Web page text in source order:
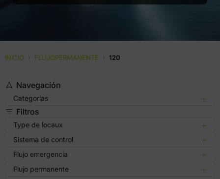
INICIO › FLUJOPERMANENTE › 120
Navegación
Categorías
Filtros
Type de locaux
Sistema de control
Flujo emergencia
Flujo permanente